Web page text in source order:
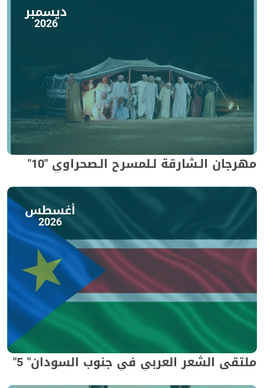
ديسمبر
2026
مهرجان الـشارقة لـلمسرح الـصحراوي "10"
أغسطس
2026
ملتقى الشعر العربي في جنوب السودان" 5"